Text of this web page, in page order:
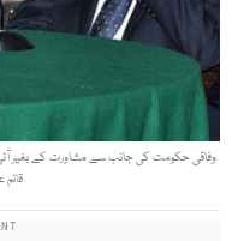
وفاقی حکومت کی جانب سے مشاورت کے بغیر
قائم